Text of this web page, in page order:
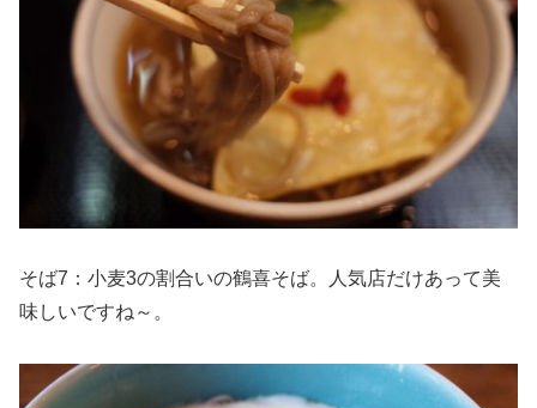
そば7：小麦3の割合いの鶴喜そば。人気店だけあって美
味しいですね～。